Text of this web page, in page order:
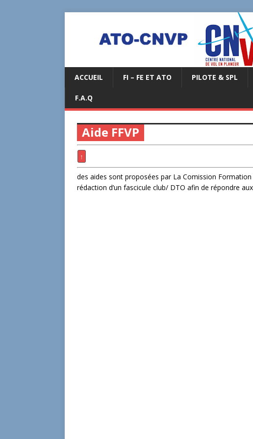
ACCUEIL FI – FE ET ATO PILOTE & SPL
F.A.Q
Aide FFVP
↑
des aides sont proposées par La Comission
rédaction d’un fascicule club/ DTO afin de répondre